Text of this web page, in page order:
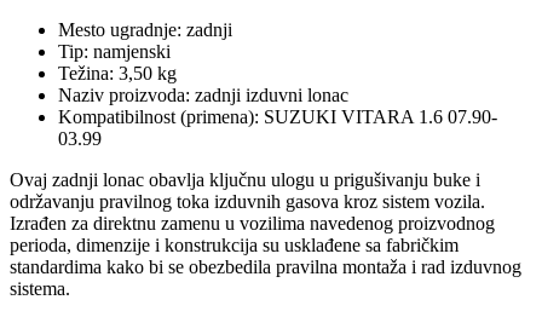
Mesto ugradnje: zadnji
Tip: namjenski
Težina: 3,50 kg
Naziv proizvoda: zadnji izduvni lonac
Kompatibilnost (primena): SUZUKI VITARA 1.6 07.90-
03.99
Ovaj zadnji lonac obavlja ključnu ulogu u prigušivanju buke i
održavanju pravilnog toka izduvnih gasova kroz sistem vozila.
Izrađen za direktnu zamenu u vozilima navedenog proizvodnog
perioda, dimenzije i konstrukcija su usklađene sa fabričkim
standardima kako bi se obezbedila pravilna montaža i rad izduvnog
sistema.